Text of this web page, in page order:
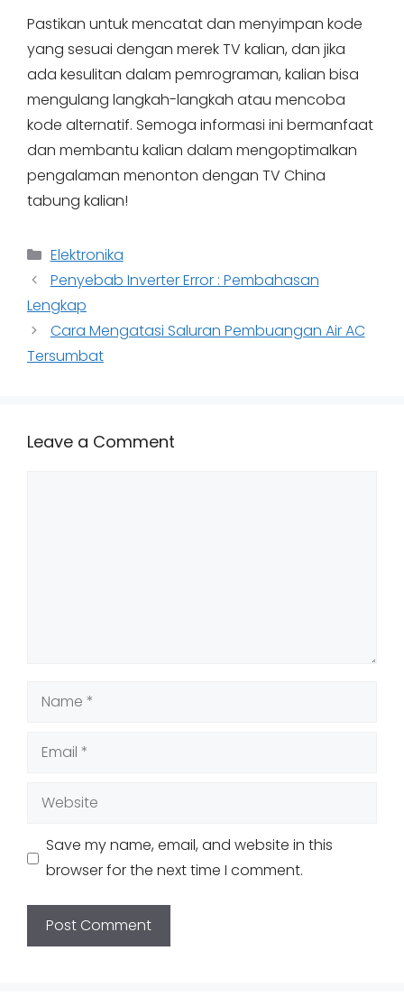
Pastikan untuk mencatat dan menyimpan kode
yang sesuai dengan merek TV kalian, dan jika
ada kesulitan dalam pemrograman, kalian bisa
mengulang langkah-langkah atau mencoba
kode alternatif. Semoga informasi ini bermanfaat
dan membantu kalian dalam mengoptimalkan
pengalaman menonton dengan TV China
tabung kalian!
Categories
Elektronika
Penyebab Inverter Error : Pembahasan
Lengkap
Cara Mengatasi Saluran Pembuangan Air AC
Tersumbat
Leave a Comment
Name
Email
Website
Save my name, email, and website in this
browser for the next time I comment.